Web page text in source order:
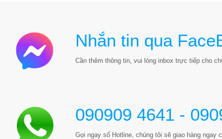
Nhắn tin qua
Cần thêm thông tin, vui lòng inbox trực tiếp cho
090909 4641 -
Gọi ngay số Hotline, chúng tôi sẽ giao hàng ngay